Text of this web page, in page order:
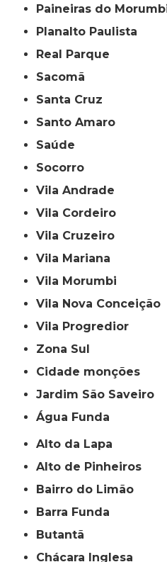
Paineiras do
Planalto Paulista
Real Parque
Sacomã
Santa Cruz
Santo Amaro
Saúde
Socorro
Vila Andrade
Vila Cordeiro
Vila Cruzeiro
Vila Mariana
Vila Morumbi
Vila Nova Conceição
Vila Progredior
Zona Sul
cidade monções
jardim São Saveiro
Água Funda
Alto da Lapa
Alto de Pinheiros
Bairro do Limão
Barra Funda
Butantã
Chácara Inglesa